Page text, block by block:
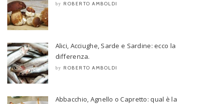
by ROBERTO AMBOLDI
Alici, Acciughe, Sarde e Sardine: ecco la
differenza.
by ROBERTO AMBOLDI
Abbacchio, Agnello o Capretto: qual è la